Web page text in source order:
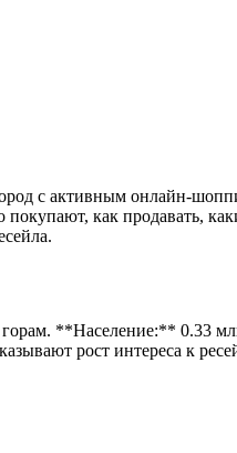
с активным онлайн-
как продавать,
горам. **Население:** 0.33
рост интереса к